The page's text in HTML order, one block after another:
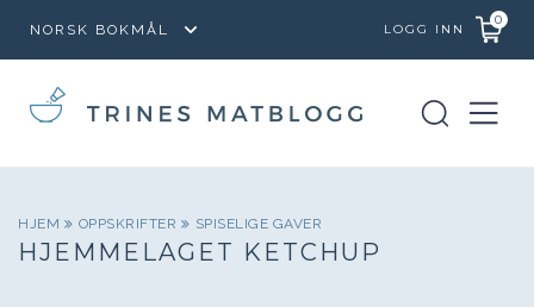
LOGG INN
0
HJEM OPPSKRIFTER SPISELIGE GAVER
HJEMMELAGET KETCHUP